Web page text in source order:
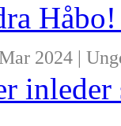
2024 |